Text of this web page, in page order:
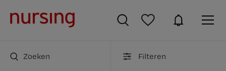
Zoeken Filteren